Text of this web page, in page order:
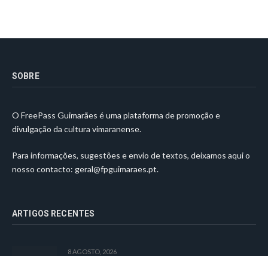
SOBRE
O FreePass Guimarães é uma plataforma de promoção e
divulgação da cultura vimaranense.
Para informações, sugestões e envio de textos, deixamos aqui o
nosso contacto: geral@fpguimaraes.pt.
ARTIGOS RECENTES
8 AGOSTO, 2026